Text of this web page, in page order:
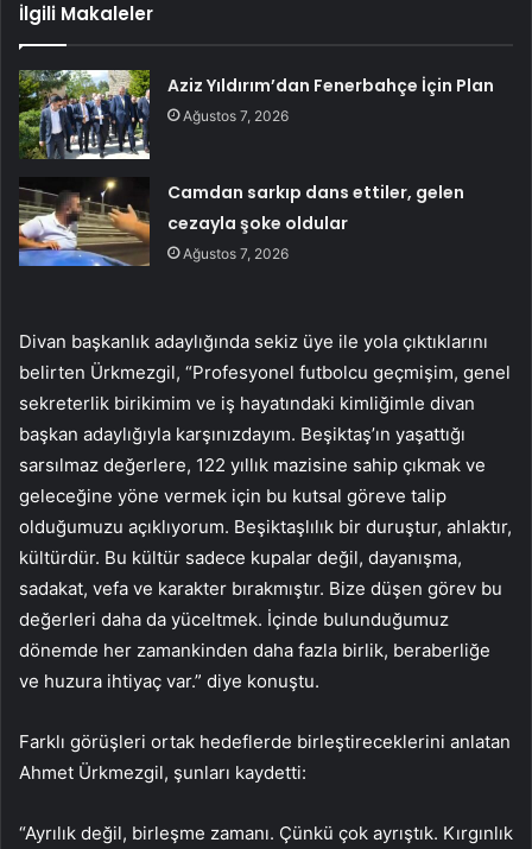
İlgili Makaleler
Aziz Yıldırım’dan Fenerbahçe İçin Plan
Ağustos 7, 2026
Camdan sarkıp dans ettiler, gelen
cezayla şoke oldular
Ağustos 7, 2026
Divan başkanlık adaylığında sekiz üye ile yola çıktıklarını
belirten Ürkmezgil, “Profesyonel futbolcu geçmişim, genel
sekreterlik birikimim ve iş hayatındaki kimliğimle divan
başkan adaylığıyla karşınızdayım. Beşiktaş’ın yaşattığı
sarsılmaz değerlere, 122 yıllık mazisine sahip çıkmak ve
geleceğine yöne vermek için bu kutsal göreve talip
olduğumuzu açıklıyorum. Beşiktaşlılık bir duruştur, ahlaktır,
kültürdür. Bu kültür sadece kupalar değil, dayanışma,
sadakat, vefa ve karakter bırakmıştır. Bize düşen görev bu
değerleri daha da yüceltmek. İçinde bulunduğumuz
dönemde her zamankinden daha fazla birlik, beraberliğe
ve huzura ihtiyaç var.” diye konuştu.
Farklı görüşleri ortak hedeflerde birleştireceklerini anlatan
Ahmet Ürkmezgil, şunları kaydetti:
“Ayrılık değil, birleşme zamanı. Çünkü çok ayrıştık. Kırgınlık